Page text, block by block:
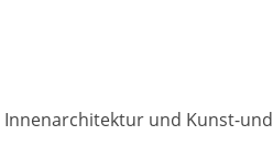
und Kunst-und